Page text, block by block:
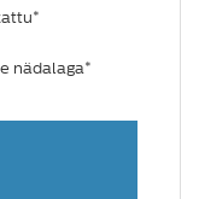
nädalaga*